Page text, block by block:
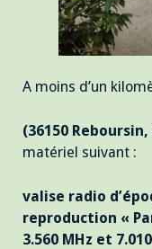
A moins d’un
(36150
matériel suivant :
valise radio
reproduction «
3.560 MHz et